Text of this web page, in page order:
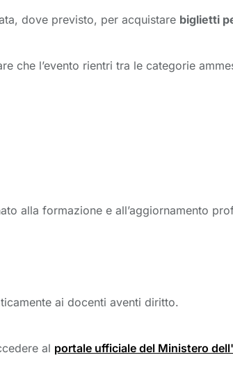
dove previsto, per acquistare biglietti
che l’evento rientri tra le categorie
alla formazione e all’aggiornamento
ai docenti aventi diritto.
al portale ufficiale del Ministero